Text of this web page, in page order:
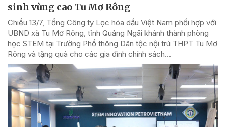
sinh vùng cao Tu Mơ Rông
Chiều 13/7, Tổng Công ty Lọc hóa dầu Việt Nam phối hợp với
UBND xã Tu Mơ Rông, tỉnh Quảng Ngãi khánh thành phòng
học STEM tại Trường Phổ thông Dân tộc nội trú THPT Tu Mơ
Rông và tặng quà cho các gia đình chính sách...